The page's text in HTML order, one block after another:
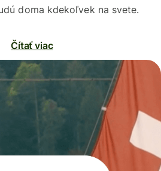
doma kdekoľvek na svete.
Čítať viac